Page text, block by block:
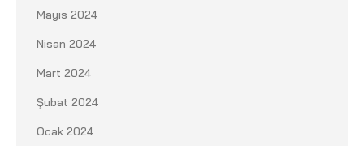
Mayıs 2024
Nisan 2024
Mart 2024
Şubat 2024
Ocak 2024